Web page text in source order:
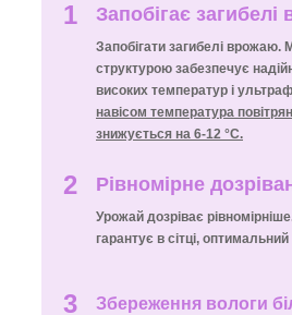
1 Запобігає
Запобігати загибелі врожаю.
структурою забезпечує
високих температур і
навісом температура
знижується на 6-12 °C.
2 Рівномірне
Урожай дозріває
гарантує в сітці, оптимальний
3 Збереження вологи